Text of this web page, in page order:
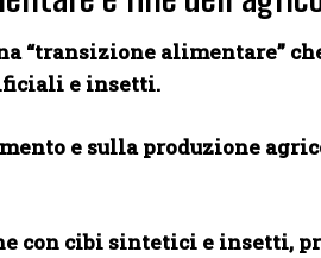
“transizione alimentare”
e insetti.
e sulla produzione
con cibi sintetici e insetti,